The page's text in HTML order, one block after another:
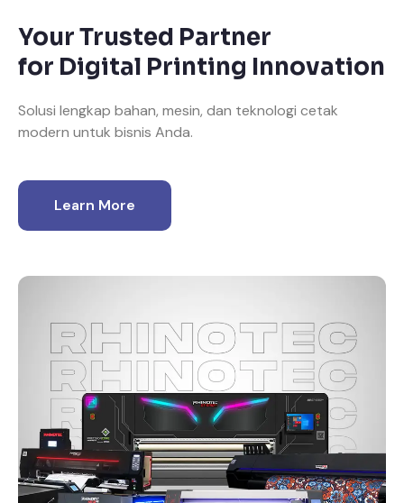
Your Trusted Partner
for Digital Printing Innovation
Solusi lengkap bahan, mesin, dan teknologi cetak
modern untuk bisnis Anda.
Learn More